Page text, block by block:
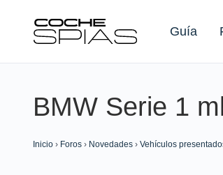
Guía
Buscar:
BMW Serie 1
Inicio › Foros › Novedades › Vehículos